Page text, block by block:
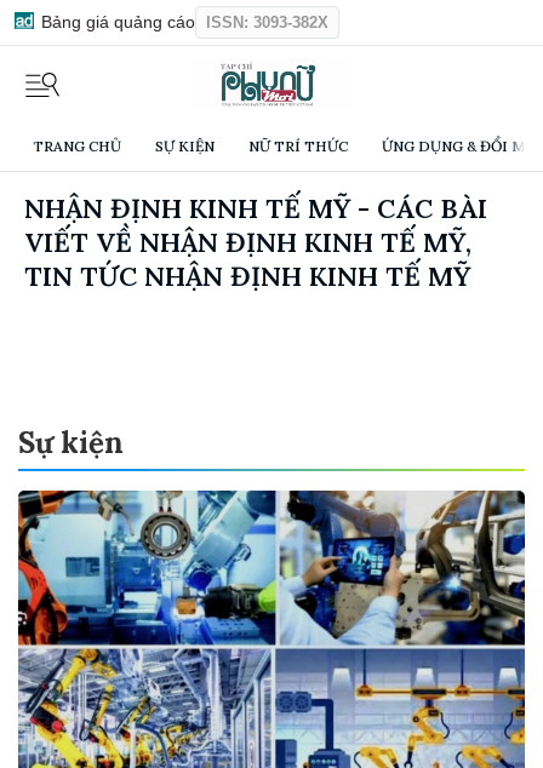
Bảng giá quảng cáo ISSN: 3093-382X
TRANG CHỦ SỰ KIỆN NỮ TRÍ THỨC ỨNG DỤNG & ĐỔI
NHẬN ĐỊNH KINH TẾ MỸ - CÁC BÀI
VIẾT VỀ NHẬN ĐỊNH KINH TẾ MỸ,
TIN TỨC NHẬN ĐỊNH KINH TẾ MỸ
Sự kiện